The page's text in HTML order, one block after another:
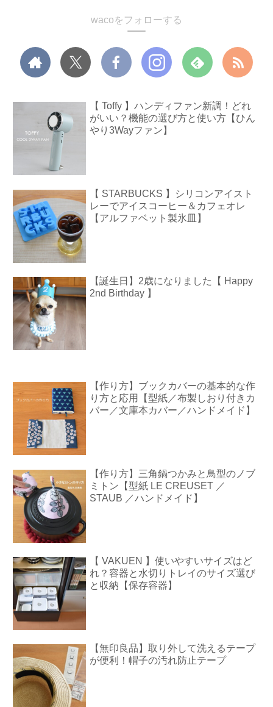
wacoをフォローする
【 Toffy 】ハンディファン新調！どれ
がいい？機能の選び方と使い方【ひん
やり3Wayファン】
【 STARBUCKS 】シリコンアイスト
レーでアイスコーヒー＆カフェオレ
【アルファベット製氷皿】
【誕生日】2歳になりました【 Happy
2nd Birthday 】
【作り方】ブックカバーの基本的な作
り方と応用【型紙／布製しおり付きカ
バー／文庫本カバー／ハンドメイド】
【作り方】三角鍋つかみと鳥型のノブ
ミトン【型紙 LE CREUSET ／
STAUB ／ハンドメイド】
【 VAKUEN 】使いやすいサイズはど
れ？容器と水切りトレイのサイズ選び
と収納【保存容器】
【無印良品】取り外して洗えるテープ
が便利！帽子の汚れ防止テープ